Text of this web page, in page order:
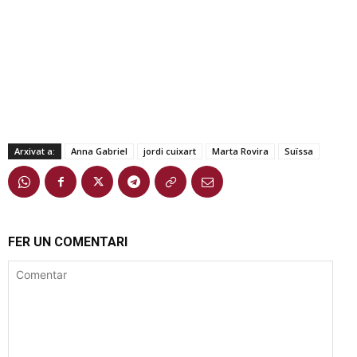
Arxivat a: Anna Gabriel jordi cuixart Marta Rovira Suïssa
FER UN COMENTARI